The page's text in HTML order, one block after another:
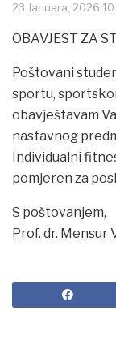
23 Januara, 2026
OBAVJEST ZA
Poštovani
sportu,
obavještavam
nastavnog
Individualni
pomjeren za
S poštovanjem,
Prof. dr. Mensur